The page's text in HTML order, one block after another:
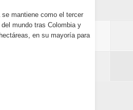
mantiene como el tercer
mundo tras Colombia y
en su mayoría para